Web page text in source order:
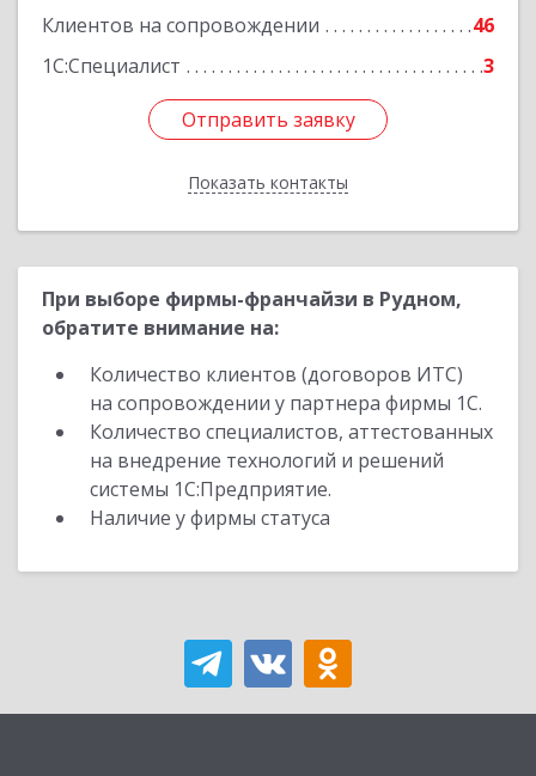
Клиентов на сопровождении
46
1С:Специалист
3
Отправить заявку
Показать контакты
Отправить заявку
Назад
При выборе фирмы-франчайзи в Рудном,
обратите внимание на:
Количество клиентов (договоров ИТС)
на сопровождении у партнера фирмы 1С.
Количество специалистов, аттестованных
на внедрение технологий и решений
системы 1С:Предприятие.
Наличие у фирмы статуса